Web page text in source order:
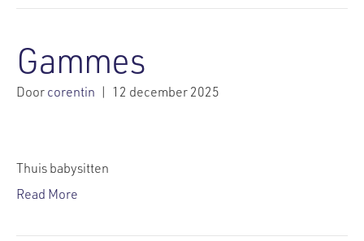
Gammes
Doorcorentin | 12 december 2025
Thuis babysitten
Read More